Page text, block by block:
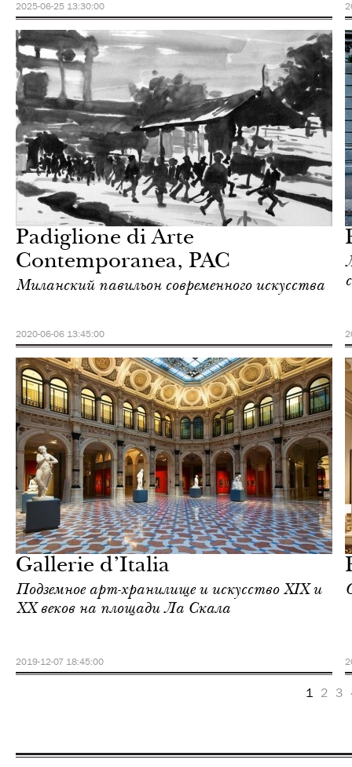
2025-06-25 13:30:00
Padiglione di Arte
Contemporanea, PAC
Миланский павильон современного искусства
2020-06-06 13:45:00
Gallerie d’Italia
Подземное арт-хранилище и искусство XIX и
XX веков на площади Ла Скала
2019-12-07 18:45:00
1 2 3